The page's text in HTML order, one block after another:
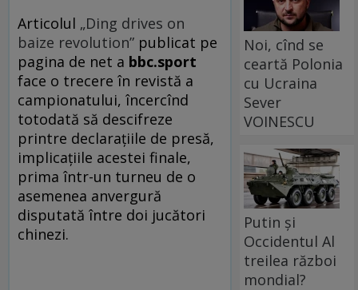
Articolul „Ding drives on
baize revolution” publicat pe
pagina de net a bbc.sport
face o trecere în revistă a
campionatului, încercînd
totodată să descifreze
printre declaraţiile de presă,
implicaţiile acestei finale,
prima într-un turneu de o
asemenea anvergură
disputată între doi jucători
chinezi.
Noi, cînd se
ceartă Polonia
cu Ucraina
Sever
VOINESCU
Putin și
Occidentul Al
treilea război
mondial?